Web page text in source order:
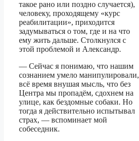
такое рано или поздно случается),
человеку, проходящему «курс
реабилитации», приходится
задумываться о том, где и на что
ему жить дальше. Столкнулся с
этой проблемой и Александр.
— Сейчас я понимаю, что нашим
сознанием умело манипулировали,
всё время внушая мысль, что без
Центра мы пропадём, сдохнем на
улице, как бездомные собаки. Но
тогда я действительно испытывал
страх, — вспоминает мой
собеседник.